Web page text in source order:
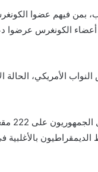
بمن فيهم عضوا
الكونغرس عرضوا
الأمريكي،